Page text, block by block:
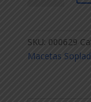
SKU: 000629
Macetas